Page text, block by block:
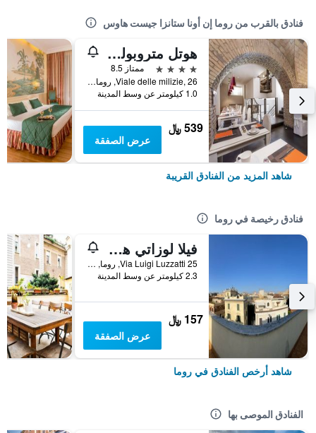
فنادق بالقرب من روما إن أونا ستانزا جيست هاوس
هوتل متروبوليس
4 نجوم
ممتاز 8.5
Viale delle milizie, 26, روما, إيطاليا
1.0 كيلومتر عن وسط المدينة
539 ﷼
عرض الصفقة
شاهد المزيد من الفنادق القريبة
فنادق رخيصة في روما
فيلا لوزاتي هوستل
25 Via Luigi Luzzatti, روما, إيطاليا
2.3 كيلومتر عن وسط المدينة
157 ﷼
عرض الصفقة
شاهد أرخص الفنادق في روما
الفنادق الموصى بها